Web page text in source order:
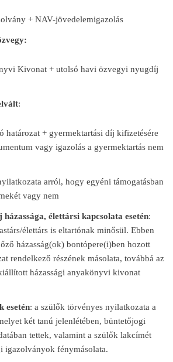
+ NAV-jövedelemigazolás
Kivonat + utolsó havi özvegyi nyugdíj
:
határozat + gyermektartási díj kifizetésére
vagy igazolás a gyermektartás nem
arról, hogy egyéni támogatásban
vagy nem
élettársi kapcsolata esetén:
élettárs is eltartónak minősül. Ebben
házasság(ok) bontópere(i)ben hozott
rendelkező részének másolata, továbbá az
házassági anyakönyvi kivonat
esetén: a szülők törvényes nyilatkozata a
két tanú jelenlétében, büntetőjogi
tettek, valamint a szülők lakcímét
igazolványok fénymásolata.